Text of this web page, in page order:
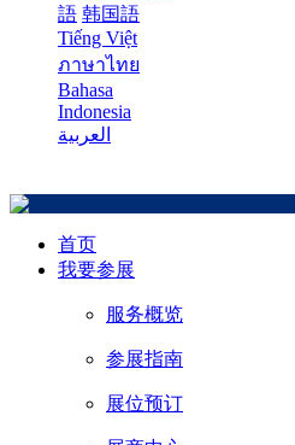
語 韩国語
Tiếng Việt
ภาษาไทย
Bahasa
Indonesia
العربية
首页
我要参展
服务概览
参展指南
展位预订